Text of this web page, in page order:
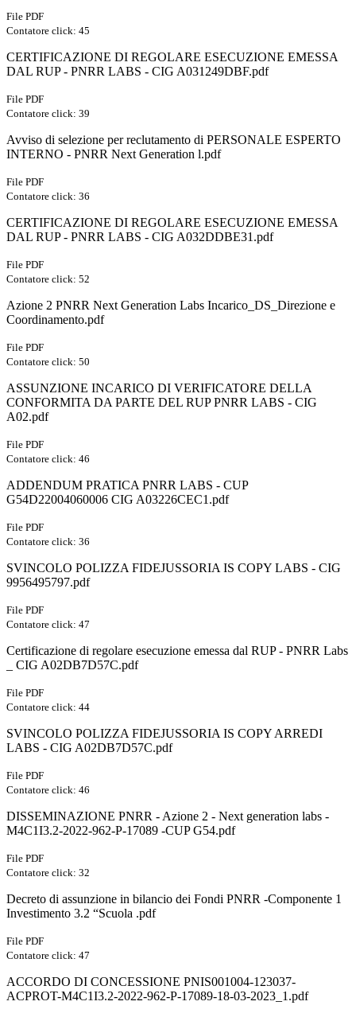
File PDF
Contatore click: 45
CERTIFICAZIONE DI REGOLARE ESECUZIONE EMESSA
DAL RUP - PNRR LABS - CIG A031249DBF.pdf
File PDF
Contatore click: 39
Avviso di selezione per reclutamento di PERSONALE ESPERTO
INTERNO - PNRR Next Generation l.pdf
File PDF
Contatore click: 36
CERTIFICAZIONE DI REGOLARE ESECUZIONE EMESSA
DAL RUP - PNRR LABS - CIG A032DDBE31.pdf
File PDF
Contatore click: 52
Azione 2 PNRR Next Generation Labs Incarico_DS_Direzione e
Coordinamento.pdf
File PDF
Contatore click: 50
ASSUNZIONE INCARICO DI VERIFICATORE DELLA
CONFORMITA DA PARTE DEL RUP PNRR LABS - CIG
A02.pdf
File PDF
Contatore click: 46
ADDENDUM PRATICA PNRR LABS - CUP
G54D22004060006 CIG A03226CEC1.pdf
File PDF
Contatore click: 36
SVINCOLO POLIZZA FIDEJUSSORIA IS COPY LABS - CIG
9956495797.pdf
File PDF
Contatore click: 47
Certificazione di regolare esecuzione emessa dal RUP - PNRR Labs
_ CIG A02DB7D57C.pdf
File PDF
Contatore click: 44
SVINCOLO POLIZZA FIDEJUSSORIA IS COPY ARREDI
LABS - CIG A02DB7D57C.pdf
File PDF
Contatore click: 46
DISSEMINAZIONE PNRR - Azione 2 - Next generation labs -
M4C1I3.2-2022-962-P-17089 -CUP G54.pdf
File PDF
Contatore click: 32
Decreto di assunzione in bilancio dei Fondi PNRR -Componente 1
Investimento 3.2 “Scuola .pdf
File PDF
Contatore click: 47
ACCORDO DI CONCESSIONE PNIS001004-123037-
ACPROT-M4C1I3.2-2022-962-P-17089-18-03-2023_1.pdf